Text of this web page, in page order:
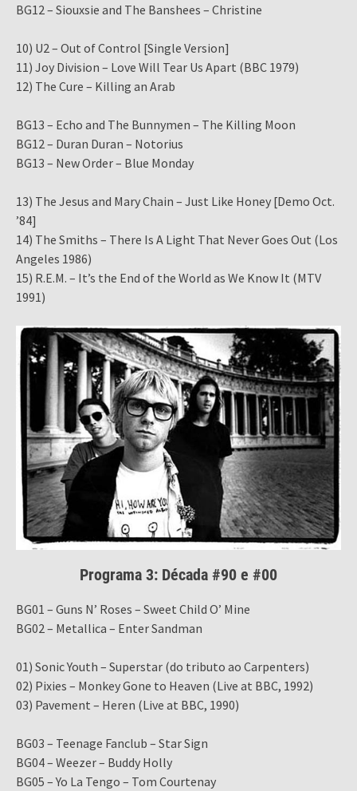
BG12 – Siouxsie and The Banshees – Christine
10) U2 – Out of Control [Single Version]
11) Joy Division – Love Will Tear Us Apart (BBC 1979)
12) The Cure – Killing an Arab
BG13 – Echo and The Bunnymen – The Killing Moon
BG12 – Duran Duran – Notorius
BG13 – New Order – Blue Monday
13) The Jesus and Mary Chain – Just Like Honey [Demo Oct.
’84]
14) The Smiths – There Is A Light That Never Goes Out (Los
Angeles 1986)
15) R.E.M. – It’s the End of the World as We Know It (MTV
1991)
Programa 3: Década #90 e #00
BG01 – Guns N’ Roses – Sweet Child O’ Mine
BG02 – Metallica – Enter Sandman
01) Sonic Youth – Superstar (do tributo ao Carpenters)
02) Pixies – Monkey Gone to Heaven (Live at BBC, 1992)
03) Pavement – Heren (Live at BBC, 1990)
BG03 – Teenage Fanclub – Star Sign
BG04 – Weezer – Buddy Holly
BG05 – Yo La Tengo – Tom Courtenay